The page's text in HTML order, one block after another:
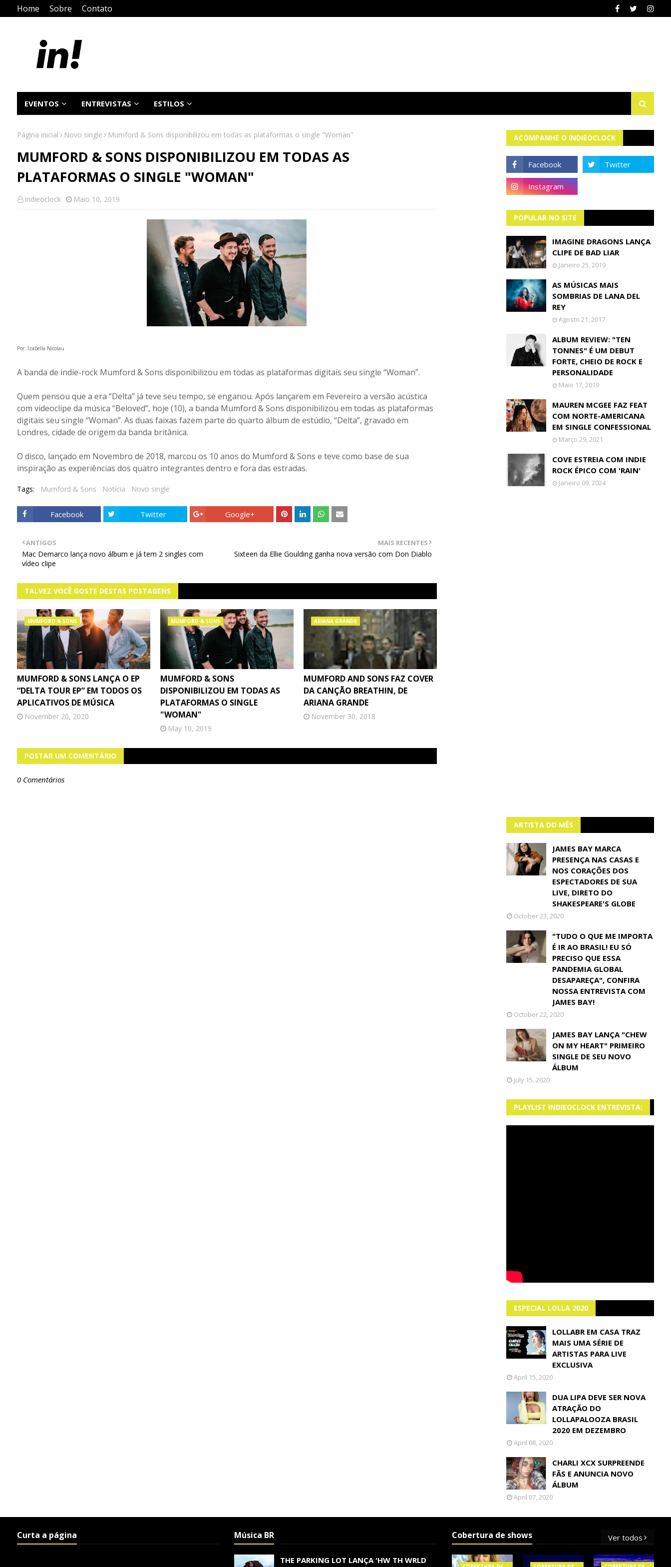
Home Sobre Contato
EVENTOS ENTREVISTAS ESTILOS
Página inicial Novo single Mumford & Sons disponibilizou em todas as plataformas o single "Woman"
MUMFORD & SONS DISPONIBILIZOU EM TODAS AS
PLATAFORMAS O SINGLE "WOMAN"
indieoclock Maio 10, 2019
Por: Izabella Nicolau
A banda de indie-rock Mumford & Sons disponibilizou em todas as plataformas digitais seu single “Woman”.
Quem pensou que a era “Delta” já teve seu tempo, se enganou. Após lançarem em Fevereiro a versão acústica
com videoclipe da música “Beloved”, hoje (10), a banda Mumford & Sons disponibilizou em todas as plataformas
digitais seu single “Woman”. As duas faixas fazem parte do quarto álbum de estúdio, “Delta”, gravado em
Londres, cidade de origem da banda britânica.
O disco, lançado em Novembro de 2018, marcou os 10 anos do Mumford & Sons e teve como base de sua
inspiração as experiências dos quatro integrantes dentro e fora das estradas.
Tags: Mumford & Sons Notícia Novo single
Facebook Twitter Google+
MAIS RECENTES
Sixteen da Ellie Goulding ganha nova versão com Don Diablo
ANTIGOS
Mac Demarco lança novo álbum e já tem 2 singles com
vídeo clipe
TALVEZ VOCÊ GOSTE DESTAS POSTAGENS
MUMFORD & SONS
MUMFORD & SONS LANÇA O EP
“DELTA TOUR EP” EM TODOS OS
APLICATIVOS DE MÚSICA
November 20, 2020
MUMFORD & SONS
MUMFORD & SONS
DISPONIBILIZOU EM TODAS AS
PLATAFORMAS O SINGLE
"WOMAN"
May 10, 2019
ARIANA GRANDE
MUMFORD AND SONS FAZ COVER
DA CANÇÃO BREATHIN, DE
ARIANA GRANDE
November 30, 2018
POSTAR UM COMENTÁRIO
0 Comentários
ACOMPANHE O INDIEOCLOCK
POPULAR NO SITE
IMAGINE DRAGONS LANÇA
CLIPE DE BAD LIAR
Janeiro 25, 2019
AS MÚSICAS MAIS
SOMBRIAS DE LANA DEL
REY
Agosto 21, 2017
ALBUM REVIEW: "TEN
TONNES" É UM DEBUT
FORTE, CHEIO DE ROCK E
PERSONALIDADE
Maio 17, 2019
MAUREN MCGEE FAZ FEAT
COM NORTE-AMERICANA
EM SINGLE CONFESSIONAL
Março 29, 2021
COVE ESTREIA COM INDIE
ROCK ÉPICO COM 'RAIN'
Janeiro 09, 2024
ARTISTA DO MÊS
JAMES BAY MARCA
PRESENÇA NAS CASAS E
NOS CORAÇÕES DOS
ESPECTADORES DE SUA
LIVE, DIRETO DO
SHAKESPEARE'S GLOBE
October 23, 2020
"TUDO O QUE ME IMPORTA
É IR AO BRASIL! EU SÓ
PRECISO QUE ESSA
PANDEMIA GLOBAL
DESAPAREÇA", CONFIRA
NOSSA ENTREVISTA COM
JAMES BAY!
October 22, 2020
JAMES BAY LANÇA "CHEW
ON MY HEART" PRIMEIRO
SINGLE DE SEU NOVO
ÁLBUM
July 15, 2020
PLAYLIST INDIEOCLOCK ENTREVISTA:
ESPECIAL LOLLA 2020
LOLLABR EM CASA TRAZ
MAIS UMA SÉRIE DE
ARTISTAS PARA LIVE
EXCLUSIVA
April 15, 2020
DUA LIPA DEVE SER NOVA
ATRAÇÃO DO
LOLLAPALOOZA BRASIL
2020 EM DEZEMBRO
April 08, 2020
CHARLI XCX SURPREENDE
FÃS E ANUNCIA NOVO
ÁLBUM
April 07, 2020
Curta a página Música BR
THE PARKING LOT LANÇA 'HW TH WRLD
Cobertura de shows Ver todos